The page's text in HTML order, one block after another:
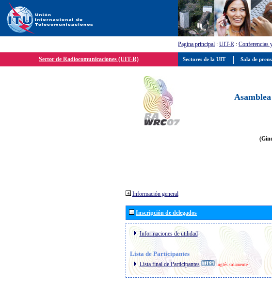
Pagína principal : UIT-R : Conferencias
Sector de Radiocomunicaciones (UIT-R)
Información general
Inscripción de delegados
Informaciones de utilidad
Lista de Participantes
Lista final de Participantes Inglés solamente
Sectores de la UIT Sala de